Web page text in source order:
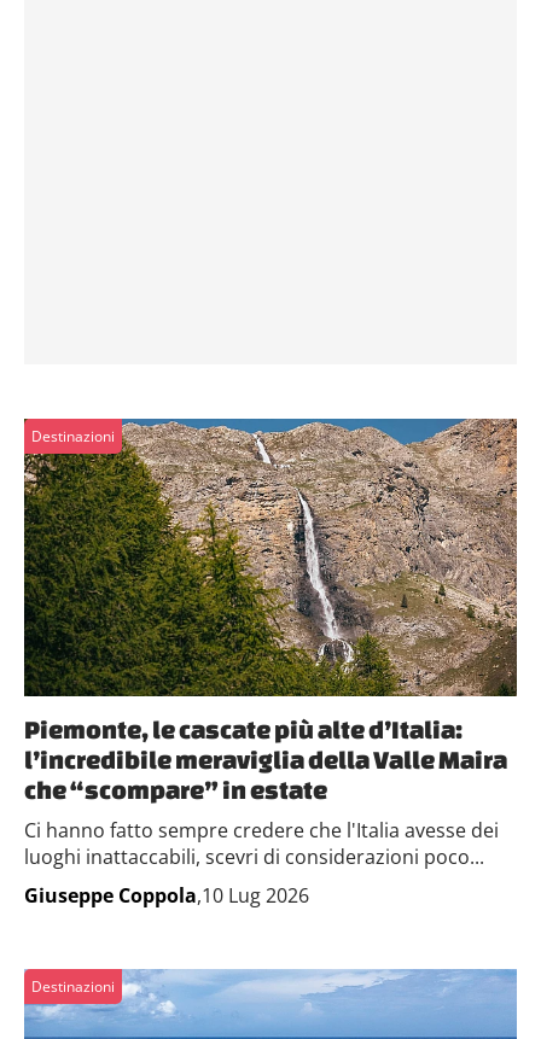
Destinazioni
Piemonte, le cascate più alte d’Italia:
l’incredibile meraviglia della Valle Maira
che “scompare” in estate
Ci hanno fatto sempre credere che l'Italia avesse dei
luoghi inattaccabili, scevri di considerazioni poco...
Giuseppe Coppola,10 Lug 2026
Destinazioni